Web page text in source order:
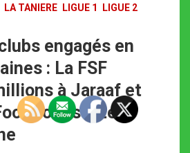
LA TANIERE LIGUE 1
LIGUE 2
engagés en
: La FSF
à Jaraaf et
pour soutenir